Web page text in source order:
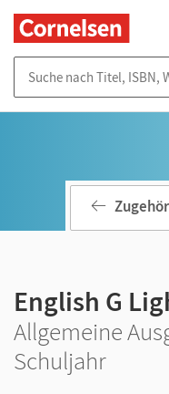
English G
Allgemeine
Schuljahr